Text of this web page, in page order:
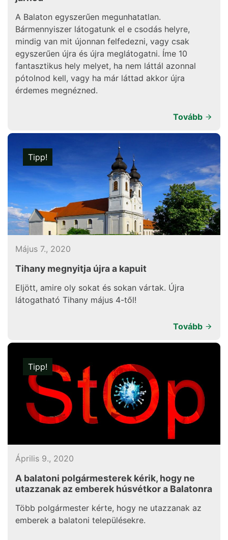
A Balaton egyszerűen megunhatatlan.
Bármennyiszer látogatunk el e csodás helyre,
mindig van mit újonnan felfedezni, vagy csak
egyszerűen újra és újra meglátogatni. Íme 10
fantasztikus hely melyet, ha nem láttál azonnal
pótolnod kell, vagy ha már láttad akkor újra
érdemes megnézned.
Tovább
Tipp!
Május 7., 2020
Tihany megnyitja újra a kapuit
Eljött, amire oly sokat és sokan vártak. Újra
látogatható Tihany május 4-től!
Tovább
Tipp!
Április 9., 2020
A balatoni polgármesterek kérik, hogy ne
utazzanak az emberek húsvétkor a Balatonra
Több polgármester kérte, hogy ne utazzanak az
emberek a balatoni településekre.